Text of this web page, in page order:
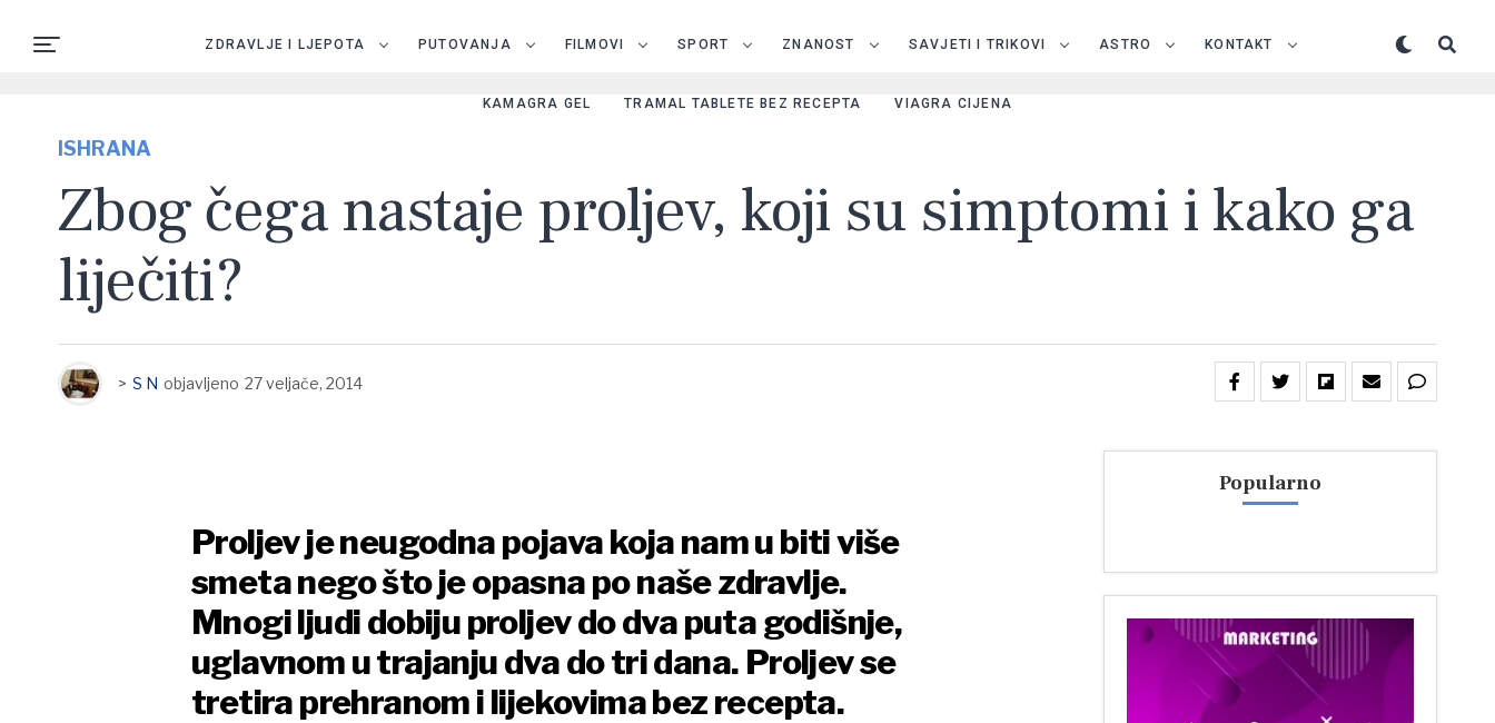
ZDRAVLJE I LJEPOTA PUTOVANJA FILMOVI SPORT ZNANOST SAVJETI I TRIKOVI ASTRO KONTAKT
KAMAGRA GEL TRAMAL TABLETE BEZ RECEPTA VIAGRA CIJENA
ISHRANA
Zbog čega nastaje proljev, koji su simptomi i kako ga
liječiti?
> S N objavljeno 27 veljače, 2014
Proljev je neugodna pojava koja nam u biti više
smeta nego što je opasna po naše zdravlje.
Mnogi ljudi dobiju proljev do dva puta godišnje,
uglavnom u trajanju dva do tri dana. Proljev se
tretira prehranom i lijekovima bez recepta.
Popularno